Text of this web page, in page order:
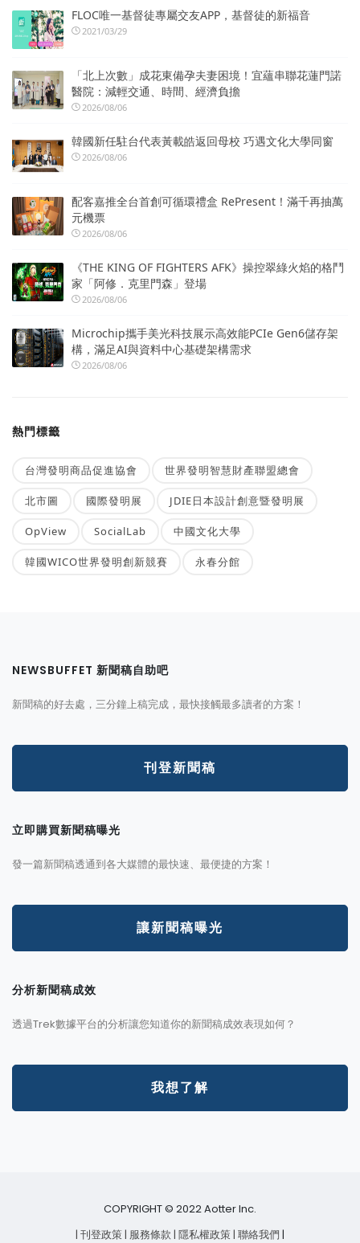
FLOC唯一基督徒專屬交友APP，基督徒的新福音
2021/03/29
「北上次數」成花東備孕夫妻困境！宜蘊串聯花蓮門諾
醫院：減輕交通、時間、經濟負擔
2026/08/06
韓國新任駐台代表黃載皓返回母校 巧遇文化大學同窗
2026/08/06
配客嘉推全台首創可循環禮盒 RePresent！滿千再抽萬
元機票
2026/08/06
《THE KING OF FIGHTERS AFK》操控翠綠火焰的格鬥
家「阿修．克里門森」登場
2026/08/06
Microchip攜手美光科技展示高效能PCIe Gen6儲存架
構，滿足AI與資料中心基礎架構需求
2026/08/06
熱門標籤
台灣發明商品促進協會 世界發明智慧財產聯盟總會
北市圖 國際發明展 JDIE日本設計創意暨發明展
OpView SocialLab 中國文化大學
韓國WICO世界發明創新競賽 永春分館
NEWSBUFFET 新聞稿自助吧
新聞稿的好去處，三分鐘上稿完成，最快接觸最多讀者的方案！
刊登新聞稿
立即購買新聞稿曝光
發一篇新聞稿透通到各大媒體的最快速、最便捷的方案！
讓新聞稿曝光
分析新聞稿成效
透過Trek數據平台的分析讓您知道你的新聞稿成效表現如何？
我想了解
COPYRIGHT © 2022 Aotter Inc.
| 刊登政策| 服務條款| 隱私權政策| 聯絡我們 |